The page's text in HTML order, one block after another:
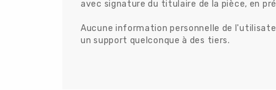
avec signature du titulaire de la pièce, en
Aucune information personnelle de
un support quelconque à des tiers.